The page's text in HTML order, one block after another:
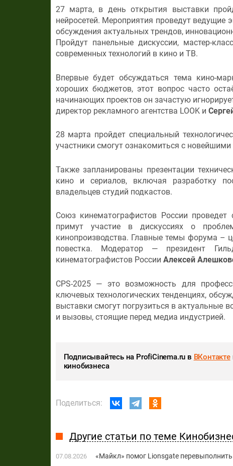
27 марта, в день открытия выставки
нейросетей. Мероприятия проведут ведущие
обсуждения актуальных трендов,
Пройдут панельные дискуссии, мастер-
современных технологий в кино и ТВ.
Впервые будет обсуждаться тема кино-
хороших бюджетов, этот вопрос часто
начинающих проектов он зачастую
директор рекламного агентства LOOK и
28 марта пройдет специальный
участники смогут ознакомиться с
Также запланированы презентации
кино и сериалов, включая разработку
владельцев студий подкастов.
Союз кинематографистов России
примут участие в дискуссиях о
кинопроизводства. Главные темы форума –
повестка. Модератор — президент
кинематографистов России Алексей
CPS-2025 — это возможность для
ключевых технологических тенденциях,
выставки смогут погрузиться в актуальные
и вызовы, стоящие перед медиа индустрией.
Подписывайтесь на ProfiCinema.ru в ВКонтакте
кинобизнеса
Поделиться:
Другие статьи по теме
07.08.2026 «Майкл» помог Lionsgate